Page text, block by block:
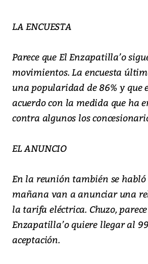
LA ENCUESTA
Parece que El Enzapatilla’o
movimientos. La encuesta
una popularidad de 86% y que
acuerdo con la medida que ha
contra algunos los
EL ANUNCIO
En la reunión también se habló
mañana van a anunciar una
la tarifa eléctrica. Chuzo,
Enzapatilla’o quiere llegar al
aceptación.